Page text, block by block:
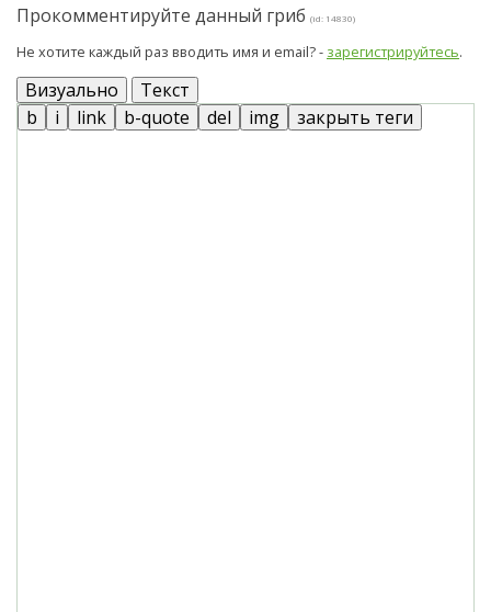
Прокомментируйте данный гриб (id: 14830)
Не хотите каждый раз вводить имя и email? - зарегистрируйтесь.
Визуально Текст